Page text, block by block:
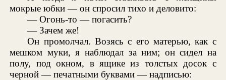
мокрые юбки — он спросил тихо и деловито:
— Огонь-то — погасить?
— Зачем же!
Он промолчал. Возясь с его матерью, как с
мешком муки, я наблюдал за ним; он сидел на
полу, под окном, в ящике из толстых досок с
черной — печатными буквами — надписью: